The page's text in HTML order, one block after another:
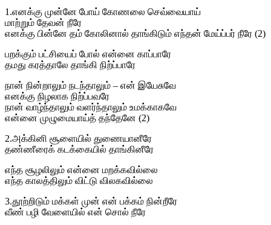
1.எனக்கு முன்னே போய் கோணலை செவ்வையாய்
மாற்றும் தேவன் நீரே
எனக்கு பின்னே தம் கோலினால் தாங்கிடும் எந்தன் மேய்ப்பர் நீரே (2)
பறக்கும் பட்சியைப் போல் என்னை காப்பாரே
தமது கரத்தாலே தாங்கி நிற்ப்பாரே
நான் நின்றாலும் நடந்தாலும் – என் இயேசுவே
எனக்கு நிழலாக நிற்ப்பவரே
நான் வாழ்ந்தாலும் வளர்ந்தாலும் உமக்காகவே
என்னை முழுமையாய்த் தந்தேனே (2)
2.அக்கினி சூளையில் துணையானீரே
தண்ணீரைக் கடக்கையில் தாங்கினீரே
எந்த சூழலிலும் என்னை மறக்கவில்லை
எந்த காலத்திலும் விட்டு விலகவில்லை
3.தூற்றிடும் மக்கள் முன் என் பக்கம் நின்றீரே
வீண் பழி வேளையில் என் சொல் நீரே